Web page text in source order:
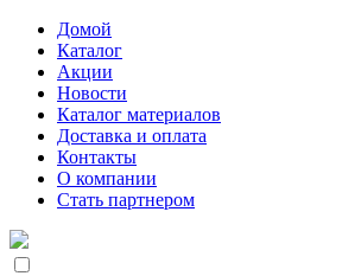
Домой
Каталог
Акции
Новости
Каталог материалов
Доставка и оплата
Контакты
О компании
Стать партнером